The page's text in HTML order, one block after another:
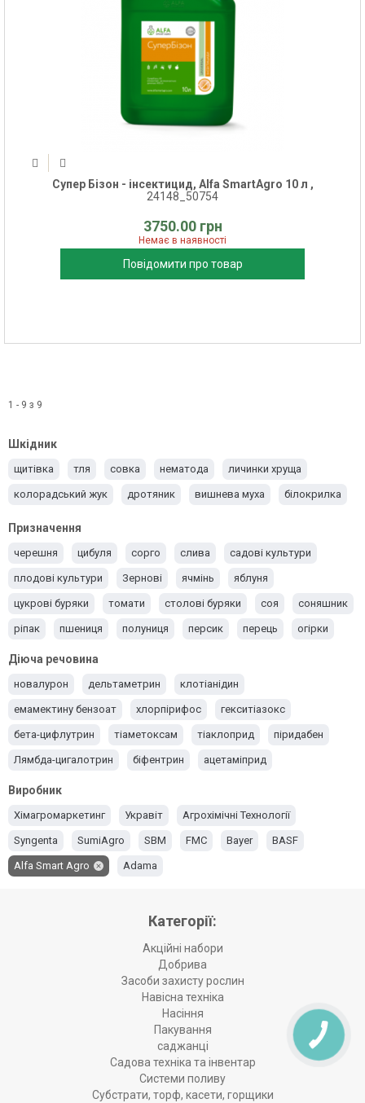
Супер Бізон - інсектицид, Alfa SmartAgro 10 л ,
24148_50754
3750.00 грн
Немає в наявності
Повідомити про товар
1 - 9 з 9
Шкідник
щитівка тля совка нематода личинки хруща
колорадський жук дротяник вишнева муха білокрилка
Призначення
черешня цибуля сорго слива садові культури
плодові культури Зернові ячмінь яблуня
цукрові буряки томати столові буряки соя соняшник
ріпак пшениця полуниця персик перець огірки
люцерна Кукурудза
Горох Вишня Виноград Баклажани
Діюча речовина
новалурон дельтаметрин клотіанідин
емамектину бензоат хлорпірифос гекситіазокс
бета-цифлутрин тіаметоксам тіаклоприд піридабен
Лямбда-цигалотрин біфентрин ацетаміприд
альфа-циперметрин
Виробник
Хімагромаркетинг Укравіт Агрохімічні Технології
Syngenta SumiAgro SBM FMC Bayer BASF
Alfa Smart Agro Adama
Категорії:
Акційні набори
Добрива
Засоби захисту рослин
Навісна техніка
Насіння
Пакування
саджанці
Садова техніка та інвентар
Системи поливу
Субстрати, торф, касети, горщики